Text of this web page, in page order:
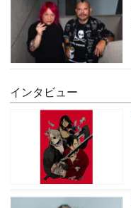
インタビュー